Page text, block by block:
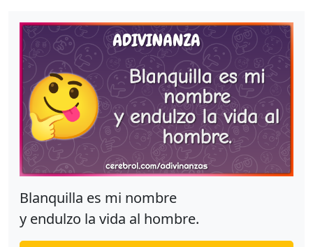
Blanquilla es mi nombre
y endulzo la vida al hombre.